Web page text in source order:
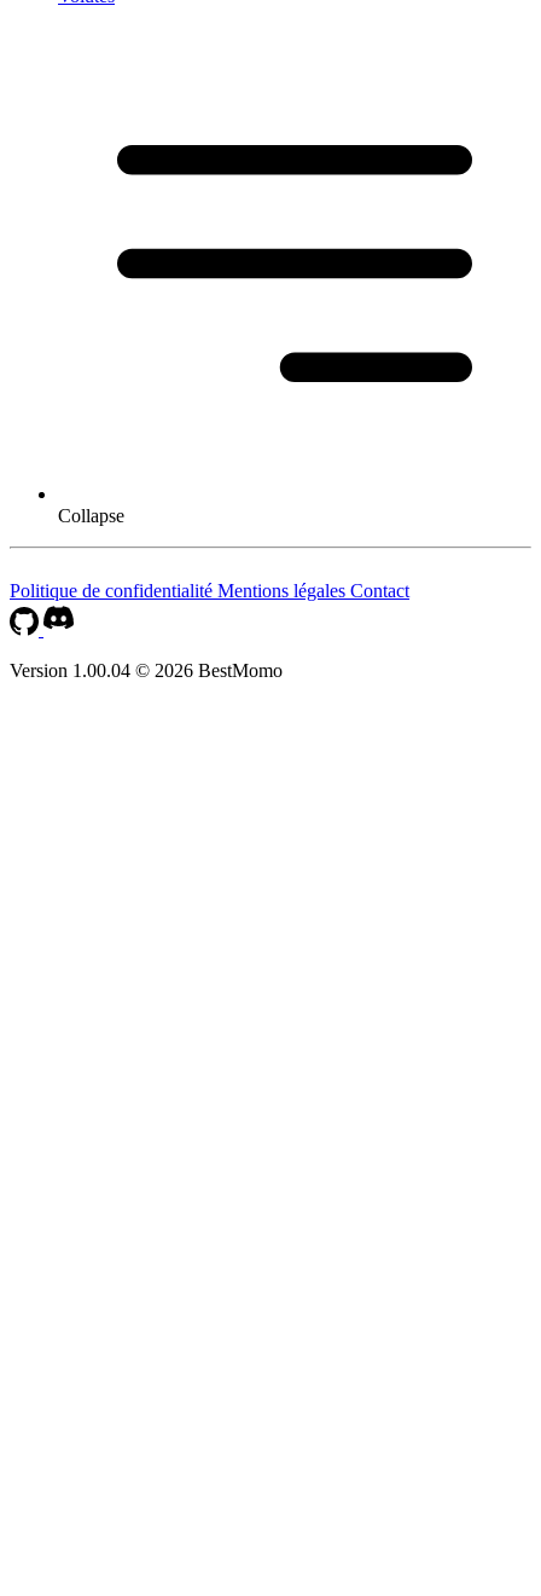
Collapse
Politique de confidentialité Mentions légales Contact
Version 1.00.04 © 2026 BestMomo